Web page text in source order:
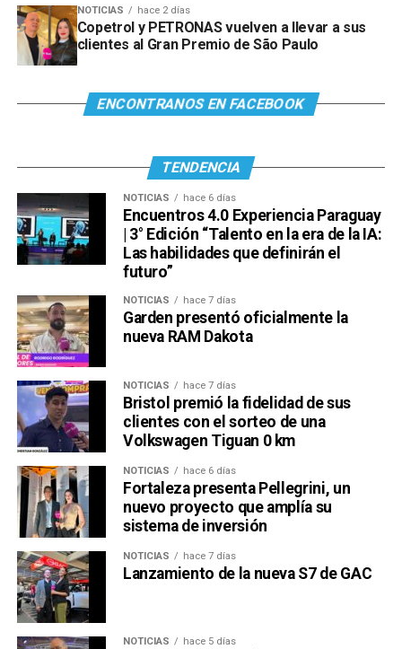
NOTICIAS hace 2 días
Copetrol y PETRONAS vuelven a llevar a sus
clientes al Gran Premio de São Paulo
ENCONTRANOS EN FACEBOOK
TENDENCIA
NOTICIAS hace 6 días
Encuentros 4.0 Experiencia Paraguay
| 3° Edición “Talento en la era de la IA:
Las habilidades que definirán el
futuro”
NOTICIAS hace 7 días
Garden presentó oficialmente la
nueva RAM Dakota
NOTICIAS hace 7 días
Bristol premió la fidelidad de sus
clientes con el sorteo de una
Volkswagen Tiguan 0 km
NOTICIAS hace 6 días
Fortaleza presenta Pellegrini, un
nuevo proyecto que amplía su
sistema de inversión
NOTICIAS hace 7 días
Lanzamiento de la nueva S7 de GAC
NOTICIAS hace 5 días